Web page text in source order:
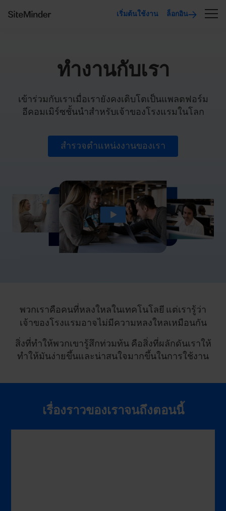
เริ่มต้นใช้งาน ล็อกอิน
ทำงานกับเรา
เข้าร่วมกับเราเมื่อเรายังคงเติบโตเป็นแพลตฟอร์ม
อีคอมเมิร์ซชั้นนำสำหรับเจ้าของโรงแรมในโลก
สำรวจตำแหน่งงานของเรา
พวกเราคือคนที่หลงใหลในเทคโนโลยี แต่เรารู้ว่า
เจ้าของโรงแรมอาจไม่มีความหลงใหลเหมือนกัน
สิ่งที่ทำให้พวกเขารู้สึกท่วมท้น คือสิ่งที่ผลักดันเราให้
ทำให้มันง่ายขึ้นและน่าสนใจมากขึ้นในการใช้งาน
เรื่องราวของเราจนถึงตอนนี้